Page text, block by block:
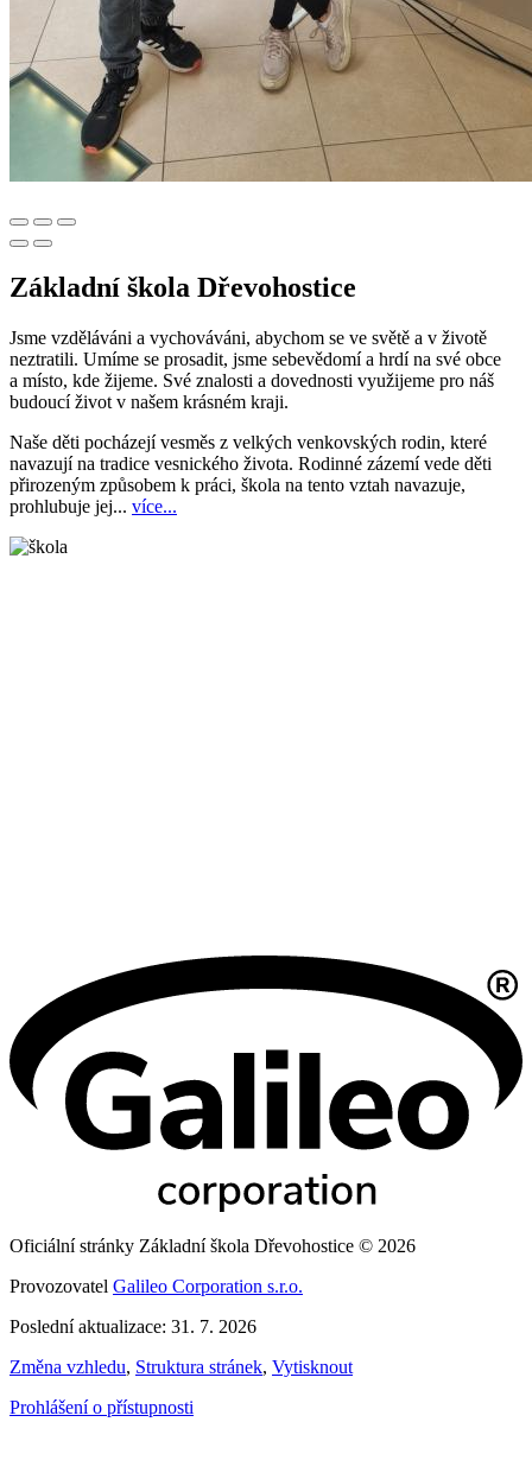
Základní škola Dřevohostice
Jsme vzděláváni a vychováváni, abychom se ve světě a v životě
neztratili. Umíme se prosadit, jsme sebevědomí a hrdí na své obce
a místo, kde žijeme. Své znalosti a dovednosti využijeme pro náš
budoucí život v našem krásném kraji.
Naše děti pocházejí vesměs z velkých venkovských rodin, které
navazují na tradice vesnického života. Rodinné zázemí vede děti
přirozeným způsobem k práci, škola na tento vztah navazuje,
prohlubuje jej... více...
Oficiální stránky Základní škola Dřevohostice © 2026
Provozovatel Galileo Corporation s.r.o.
Poslední aktualizace: 31. 7. 2026
Změna vzhledu, Struktura stránek, Vytisknout
Prohlášení o přístupnosti